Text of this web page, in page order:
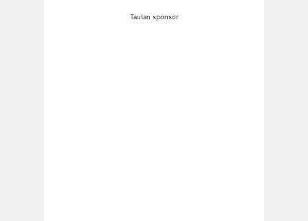
Tautan sponsor